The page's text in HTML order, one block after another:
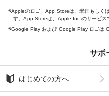
Appleのロゴ、App Storeは、米国もしく
す。App Storeは、Apple Inc.のサービス
Google Play および Google Play ロゴは
サポ
はじめての方へ